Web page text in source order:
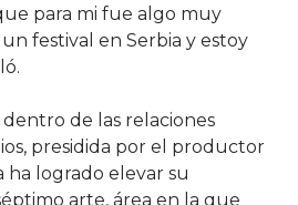
para mi fue algo muy
festival en Serbia y estoy
de las relaciones
presidida por el productor
ha logrado elevar su
arte, área en la que